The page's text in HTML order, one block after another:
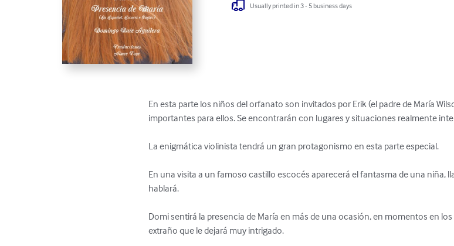
Usually printed in 3 - 5 business days
En esta parte los niños del orfanato son invitados por Erik (el padre de María
importantes para ellos. Se encontrarán con lugares y situaciones realmente
La enigmática violinista tendrá un gran protagonismo en esta parte especial.
En una visita a un famoso castillo escocés aparecerá el fantasma de una niña,
hablará.
Domi sentirá la presencia de María en más de una ocasión, en momentos en
extraño que le dejará muy intrigado.